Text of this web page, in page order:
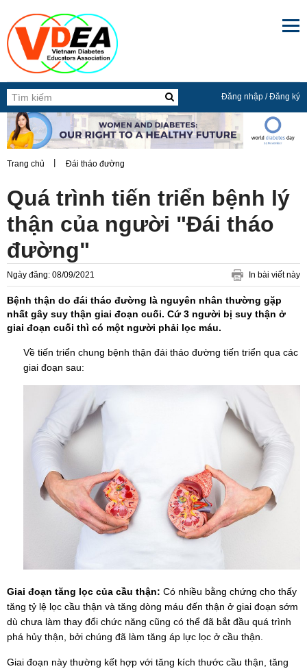
 Đăng nhập/Đăng ký
Trang chủ Đái tháo đường
Quá trình tiến triển bệnh lý
thận của người "Đái tháo
đường"
Ngày đăng: 08/09/2021 In bài viết này
Bệnh thận do đái tháo đường là nguyên nhân thường gặp
nhất gây suy thận giai đoạn cuối. Cứ 3 người bị suy thận ở
giai đoạn cuối thì có một người phải lọc máu.
Về tiến triển chung bệnh thận đái tháo đường tiến triển qua các
giai đoạn sau:
Giai đoạn tăng lọc của cầu thận: Có nhiều bằng chứng cho thấy
tăng tỷ lệ lọc cầu thận và tăng dòng máu đến thận ở giai đoạn sớm
dù chưa làm thay đổi chức năng cũng có thể đã bắt đầu quá trình
phá hủy thận, bởi chúng đã làm tăng áp lực lọc ở cầu thận.
Giai đoạn này thường kết hợp với tăng kích thước cầu thận, tăng